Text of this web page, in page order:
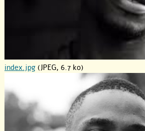
index.jpg (JPEG, 6.7 ko)